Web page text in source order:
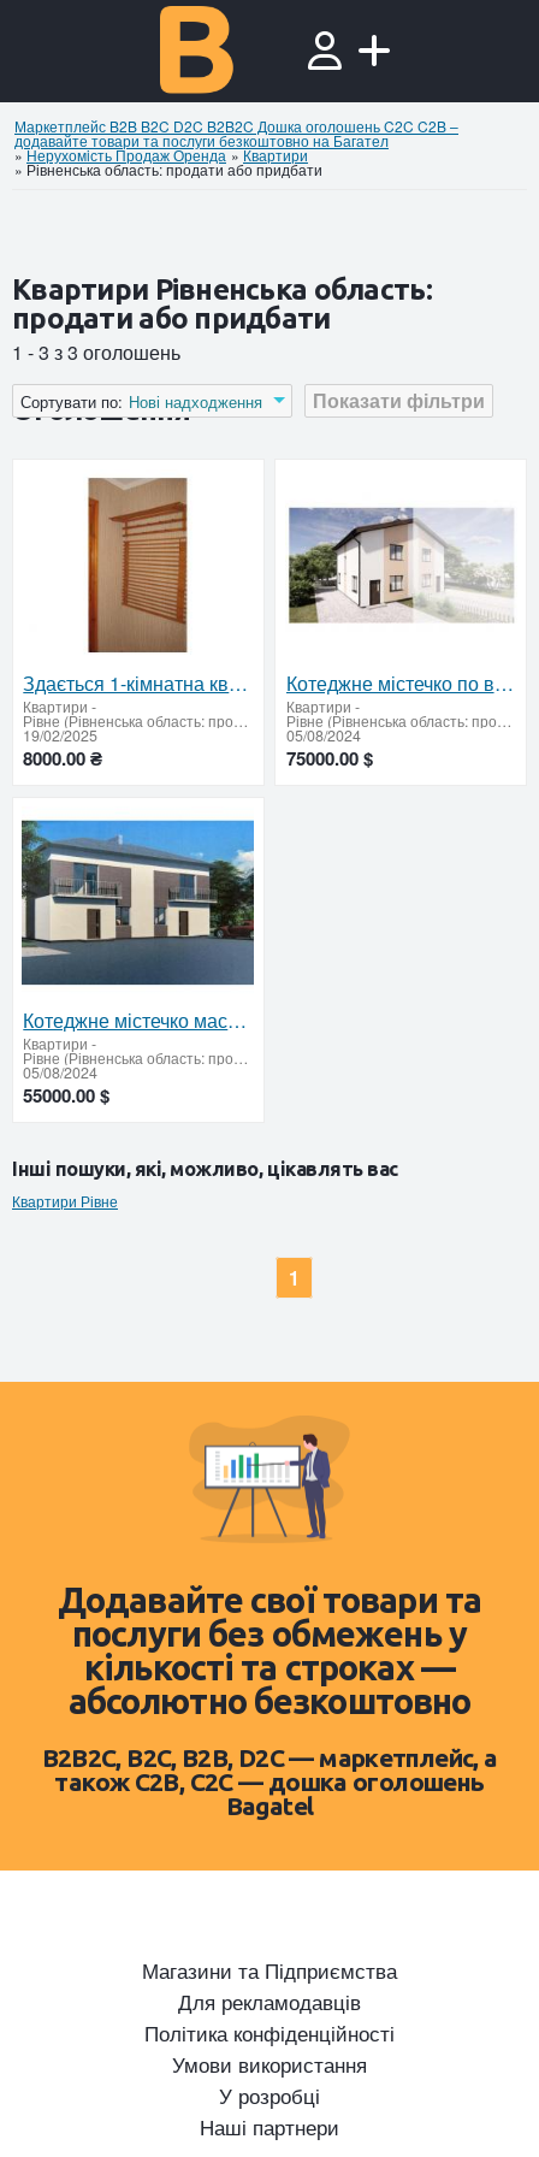
Маркетплейс B2B B2C D2C B2B2C Дошка оголошень C2C C2B –
додавайте товари та послуги безкоштовно на Багател
»Нерухомiсть Продаж Оренда »Квартири
» Рівненська область: продати або придбати
Квартири Рівненська область:
продати або придбати
1 - 3 з 3 оголошень
Показати фільтри
Сортувати по: Нові надходження
Оголошення
Здається 1-кімнатна квартира у затишному районі Боярка
Квартири -
Рівне (Рівненська область: продати або придбати)
19/02/2025
8000.00 ₴
Котеджне містечко по вулиці Зоряна
Квартири -
Рівне (Рівненська область: продати або придбати)
05/08/2024
75000.00 $
Котеджне містечко масив "ЗОРЯНИЙ" поселення Макарова.
Квартири -
Рівне (Рівненська область: продати або придбати)
05/08/2024
55000.00 $
Інші пошуки, які, можливо, цікавлять вас
Квартири Рівне
1
Додавайте свої товари та
послуги без обмежень у
кількості та строках —
абсолютно безкоштовно
B2B2C, B2C, B2B, D2C — маркетплейс, а
також C2B, C2C — дошка оголошень
Bagatel
Магазини та Підприємства
Для рекламодавців
Політика конфіденційності
Умови використання
У розробці
Наші партнери